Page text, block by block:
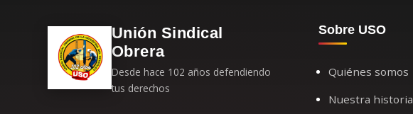
Unión Sindical
Obrera
Desde hace 102 años defendiendo
tus derechos
Sobre USO
Quiénes somos
Nuestra historia